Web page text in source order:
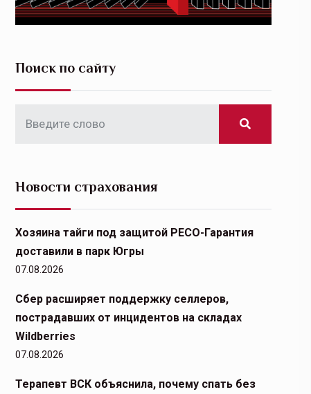
Поиск по сайту
Новости страхования
Хозяина тайги под защитой РЕСО-Гарантия
доставили в парк Югры
07.08.2026
Сбер расширяет поддержку селлеров,
пострадавших от инцидентов на складах
Wildberries
07.08.2026
Терапевт ВСК объяснила, почему спать без